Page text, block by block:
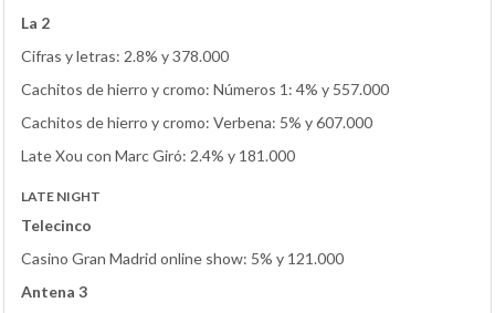
La 2
Cifras y letras: 2.8% y 378.000
Cachitos de hierro y cromo: Números 1: 4% y 557.000
Cachitos de hierro y cromo: Verbena: 5% y 607.000
Late Xou con Marc Giró: 2.4% y 181.000
LATE NIGHT
Telecinco
Casino Gran Madrid online show: 5% y 121.000
Antena 3